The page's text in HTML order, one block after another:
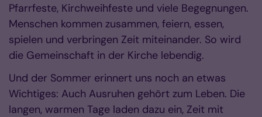
Pfarrfeste, Kirchweihfeste und viele Begegnungen.
Menschen kommen zusammen, feiern, essen,
spielen und verbringen Zeit miteinander. So wird
die Gemeinschaft in der Kirche lebendig.
Und der Sommer erinnert uns noch an etwas
Wichtiges: Auch Ausruhen gehört zum Leben. Die
langen, warmen Tage laden dazu ein, Zeit mit